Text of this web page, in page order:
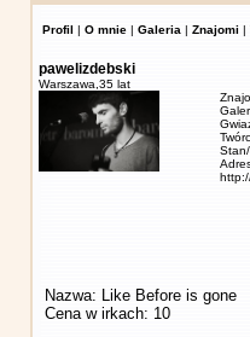
Profil | O mnie | Galeria | Znajomi |
pawelizdebski
Warszawa, 35 lat
Nazwa: Like Before is gone
Cena w irkach: 10